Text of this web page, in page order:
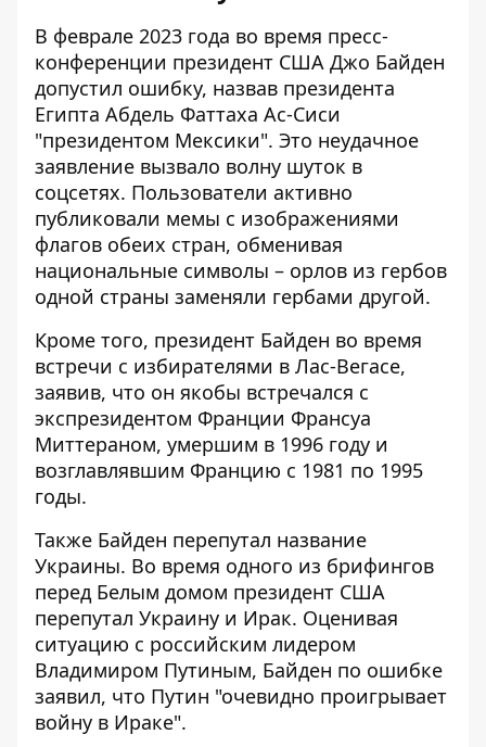
В феврале 2023 года во время пресс-
конференции президент США Джо Байден
допустил ошибку, назвав президента
Египта Абдель Фаттаха Ас-Сиси
"президентом Мексики". Это неудачное
заявление вызвало волну шуток в
соцсетях. Пользователи активно
публиковали мемы с изображениями
флагов обеих стран, обменивая
национальные символы – орлов из гербов
одной страны заменяли гербами другой.
Кроме того, президент Байден во время
встречи с избирателями в Лас-Вегасе,
заявив, что он якобы встречался с
экспрезидентом Франции Франсуа
Миттераном, умершим в 1996 году и
возглавлявшим Францию ​​с 1981 по 1995
годы.
Также Байден перепутал название
Украины. Во время одного из брифингов
перед Белым домом президент США
перепутал Украину и Ирак. Оценивая
ситуацию с российским лидером
Владимиром Путиным, Байден по ошибке
заявил, что Путин "очевидно проигрывает
войну в Ираке".